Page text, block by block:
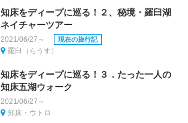
知床をディープに巡る！２、秘境・羅臼湖
ネイチャーツアー
2021/06/27～ 現在の旅行記
羅臼（らうす）
知床をディープに巡る！３．たった一人の
知床五湖ウォーク
2021/06/27～
知床・ウトロ